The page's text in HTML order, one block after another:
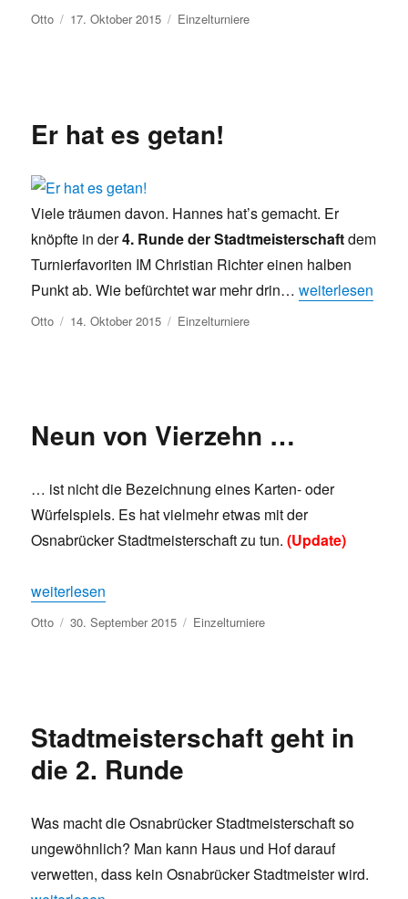
Autor
Otto Veröffentlicht
17. Oktober 2015 Kategorien
Einzelturniere
Er hat es getan!
Viele träumen davon. Hannes hat’s gemacht. Er
knöpfte in der4. Runde der Stadtmeisterschaftdem
Turnierfavoriten IM Christian Richter einen halben
Punkt ab. Wie befürchtet war mehr drin…„Er hat es getan!“
weiterlesen
Autor
Otto Veröffentlicht
am
14. Oktober 2015 Kategorien
Einzelturniere
Neun von Vierzehn …
… ist nicht die Bezeichnung eines Karten- oder
Würfelspiels. Es hat vielmehr etwas mit der
Osnabrücker Stadtmeisterschaft zu tun.(Update)
„Neun von Vierzehn …“
weiterlesen
Autor
Otto Veröffentlicht
30. September 2015 Kategorien
Einzelturniere
Stadtmeisterschaft geht in
die 2. Runde
Was macht die Osnabrücker Stadtmeisterschaft so
ungewöhnlich? Man kann Haus und Hof darauf
verwetten, dass kein Osnabrücker Stadtmeister wird.